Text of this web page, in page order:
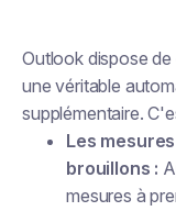
Outlook dispose de
une véritable
supplémentaire.
Les
brouillons :
mesures à